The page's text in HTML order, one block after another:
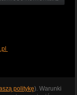
politykę). Warunki